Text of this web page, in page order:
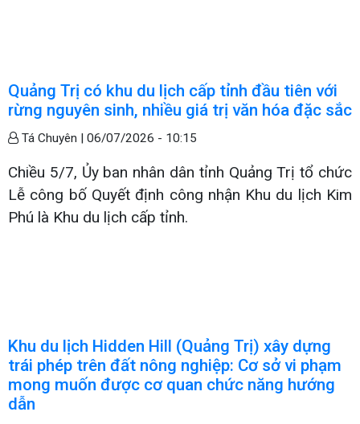
Quảng Trị có khu du lịch cấp tỉnh đầu tiên với
rừng nguyên sinh, nhiều giá trị văn hóa đặc sắc
Tá Chuyên | 06/07/2026 - 10:15
Chiều 5/7, Ủy ban nhân dân tỉnh Quảng Trị tổ chức
Lễ công bố Quyết định công nhận Khu du lịch Kim
Phú là Khu du lịch cấp tỉnh.
Khu du lịch Hidden Hill (Quảng Trị) xây dựng
trái phép trên đất nông nghiệp: Cơ sở vi phạm
mong muốn được cơ quan chức năng hướng
dẫn